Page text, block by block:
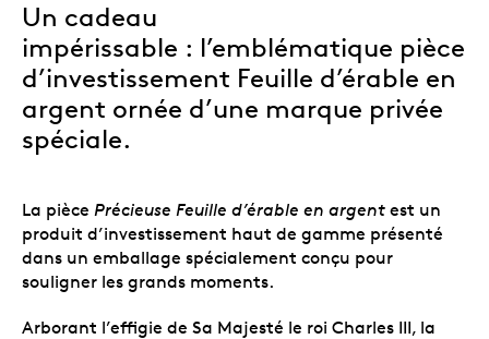
Un cadeau
impérissable : l’emblématique pièce
d’investissement Feuille d’érable en
argent ornée d’une marque privée
spéciale.
La pièce Précieuse Feuille d’érable en argent est un
produit d’investissement haut de gamme présenté
dans un emballage spécialement conçu pour
souligner les grands moments.
Arborant l’effigie de Sa Majesté le roi Charles III, la